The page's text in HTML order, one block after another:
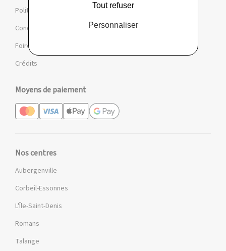
Politique de confidentialité et de cookies
Conditions des offres et jeux
Foire aux questions
Crédits
Moyens de paiement
Nos centres
Aubergenville
Corbeil-Essonnes
L'Île-Saint-Denis
Romans
Talange
Tout refuser
Personnaliser